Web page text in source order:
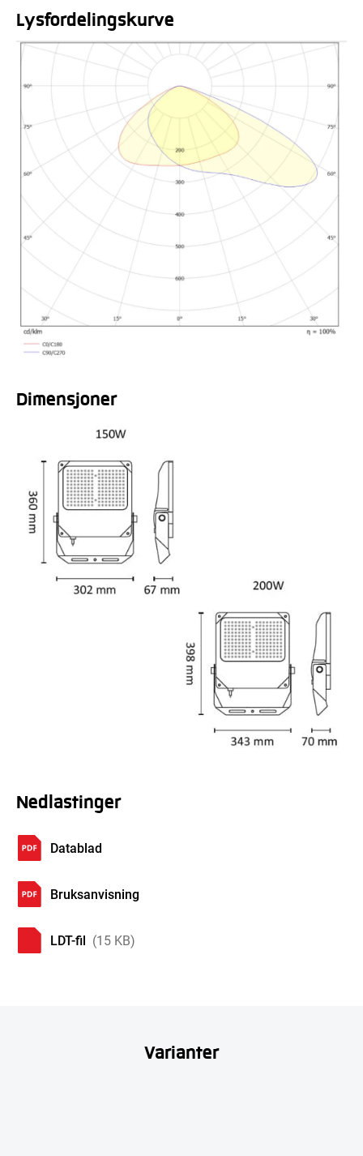
Lysfordelingskurve
Dimensjoner
Nedlastinger
Datablad
Bruksanvisning
LDT-fil (15 KB)
Varianter